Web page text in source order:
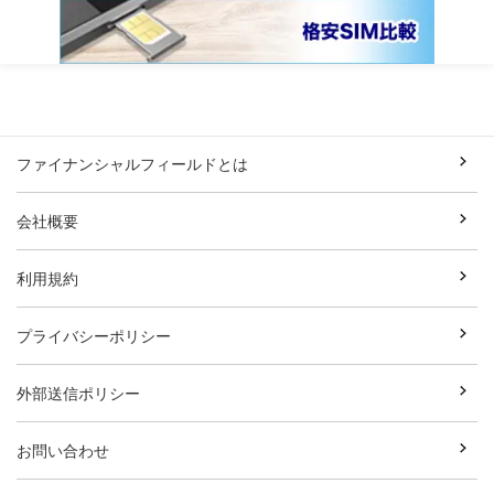
ファイナンシャルフィールドとは
会社概要
利用規約
プライバシーポリシー
外部送信ポリシー
お問い合わせ